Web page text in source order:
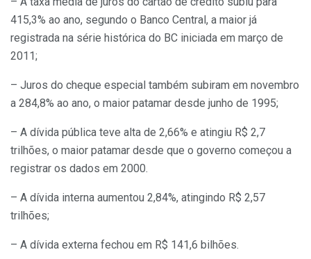
415,3% ao ano, segundo o Banco Central, a maior já
registrada na série histórica do BC iniciada em março de
2011;
– Juros do cheque especial também subiram em novembro
a 284,8% ao ano, o maior patamar desde junho de 1995;
– A dívida pública teve alta de 2,66% e atingiu R$ 2,7
trilhões, o maior patamar desde que o governo começou a
registrar os dados em 2000.
– A dívida interna aumentou 2,84%, atingindo R$ 2,57
trilhões;
– A dívida externa fechou em R$ 141,6 bilhões.